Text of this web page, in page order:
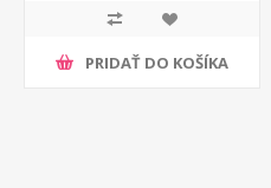
PRIDAŤ DO KOŠÍKA